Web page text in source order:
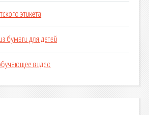
этикета
бумаги для детей
видео